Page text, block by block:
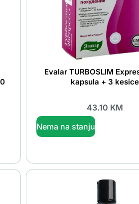
Evalar TURBOSLIM
kapsula + 3 kesice
43.10 KM
Nema na stanju